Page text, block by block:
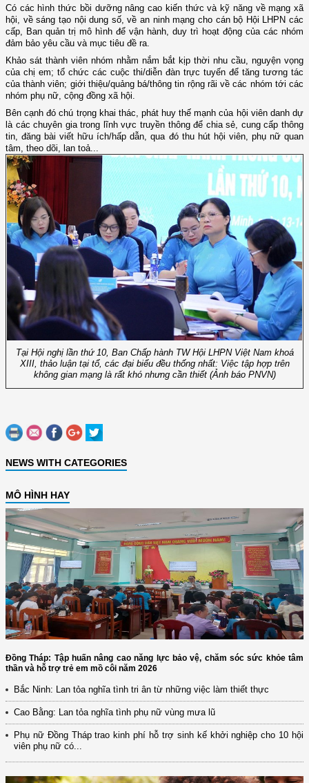
Có các hình thức bồi dưỡng nâng cao kiến thức và kỹ năng về mạng xã
hội, về sáng tạo nội dung số, về an ninh mạng cho cán bộ Hội LHPN các
cấp, Ban quản trị mô hình để vận hành, duy trì hoạt động của các nhóm
đảm bảo yêu cầu và mục tiêu đề ra.
Khảo sát thành viên nhóm nhằm nắm bắt kịp thời nhu cầu, nguyện vọng
của chị em; tổ chức các cuộc thi/diễn đàn trực tuyến để tăng tương tác
của thành viên; giới thiệu/quảng bá/thông tin rộng rãi về các nhóm tới các
nhóm phụ nữ, cộng đồng xã hội.
Bên cạnh đó chú trọng khai thác, phát huy thế mạnh của hội viên danh dự
là các chuyên gia trong lĩnh vực truyền thông để chia sẻ, cung cấp thông
tin, đăng bài viết hữu ích/hấp dẫn, qua đó thu hút hội viên, phụ nữ quan
tâm, theo dõi, lan toả...
Tại Hội nghị lần thứ 10, Ban Chấp hành TW Hội LHPN Việt Nam khoá
XIII, thảo luận tại tổ, các đại biểu đều thống nhất: Việc tập hợp trên
không gian mạng là rất khó nhưng cần thiết (Ảnh báo PNVN)
NEWS WITH CATEGORIES
MÔ HÌNH HAY
Đồng Tháp: Tập huấn nâng cao năng lực bảo vệ, chăm sóc sức khỏe tâm
thần và hỗ trợ trẻ em mồ côi năm 2026
Bắc Ninh: Lan tỏa nghĩa tình tri ân từ những việc làm thiết thực
Cao Bằng: Lan tỏa nghĩa tình phụ nữ vùng mưa lũ
Phụ nữ Đồng Tháp trao kinh phí hỗ trợ sinh kế khởi nghiệp cho 10 hội
viên phụ nữ có...